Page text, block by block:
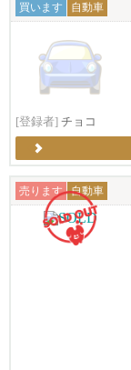
買います 自動車
[登録者] チョコ
売ります 自動車